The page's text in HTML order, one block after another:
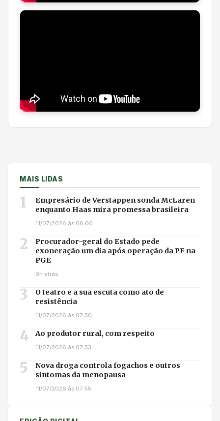
MAIS LIDAS
1
Empresário de Verstappen sonda McLaren
enquanto Haas mira promessa brasileira
11/07/2026 às 08:00
2
Procurador-geral do Estado pede
exoneração um dia após operação da PF na
PGE
9h atrás
3
O teatro e a sua escuta como ato de
resistência
11/07/2026 às 07:50
4 Ao produtor rural, com respeito
11/07/2026 às 07:53
5
Nova droga controla fogachos e outros
sintomas da menopausa
11/07/2026 às 07:55